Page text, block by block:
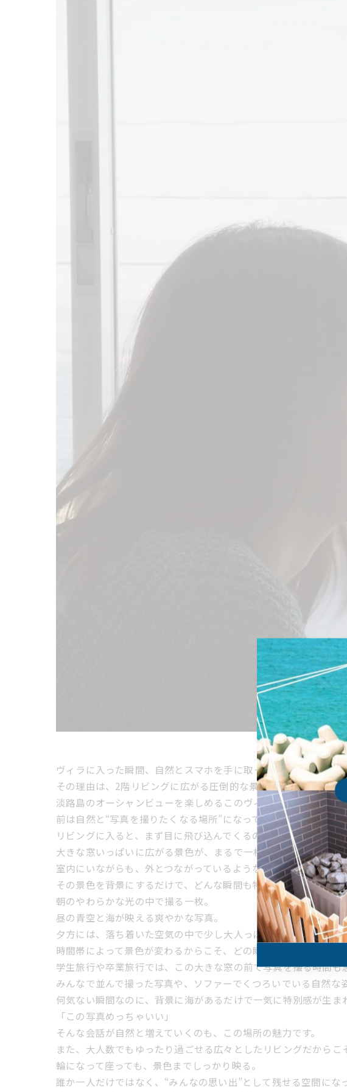
ヴィラに入った瞬間、自然とスマホを手に取ってしまう。
その理由は、2階リビングに広がる圧倒的な景色にあります。
淡路島のオーシャンビューを楽しめるこのヴィラには、海を一
前は自然と“写真を撮りたくなる場所”になっています。
リビングに入ると、まず目に飛び込んでくるのは由良の海。
大きな窓いっぱいに広がる景色が、まるで一枚の絵のように空間
室内にいながらも、外とつながっているような開放感。
その景色を背景にするだけで、どんな瞬間も特別に見えてくる。
朝のやわらかな光の中で撮る一枚。
昼の青空と海が映える爽やかな写真。
夕方には、落ち着いた空気の中で少し大人っぽい雰囲気に。
時間帯によって景色が変わるからこそ、どの瞬間も自然と“映える”
学生旅行や卒業旅行では、この大きな窓の前で写真を撮る時間も
みんなで並んで撮った写真や、ソファーでくつろいでいる自然な
何気ない瞬間なのに、背景に海があるだけで一気に特別感が生ま
「この写真めっちゃいい」
そんな会話が自然と増えていくのも、この場所の魅力です。
また、大人数でもゆったり過ごせる広々としたリビングだから
輪になって座っても、景色までしっかり映る。
誰か一人だけではなく、“みんなの思い出”として残せる空間にな